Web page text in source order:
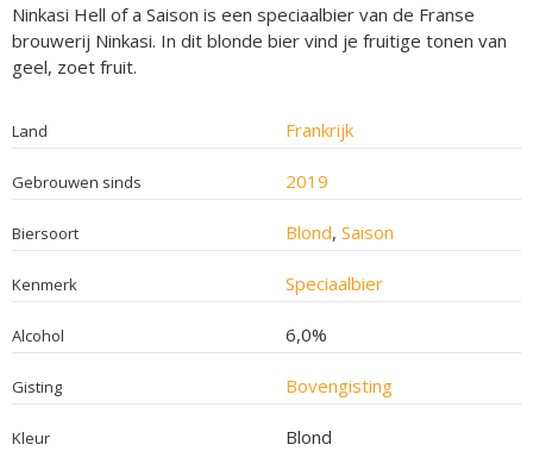
Ninkasi Hell of a Saison is een speciaalbier van de Franse
brouwerij Ninkasi. In dit blonde bier vind je fruitige tonen van
geel, zoet fruit.
Land Frankrijk
Gebrouwen sinds 2019
Biersoort Blond, Saison
Kenmerk Speciaalbier
Alcohol 6,0%
Gisting Bovengisting
Kleur Blond